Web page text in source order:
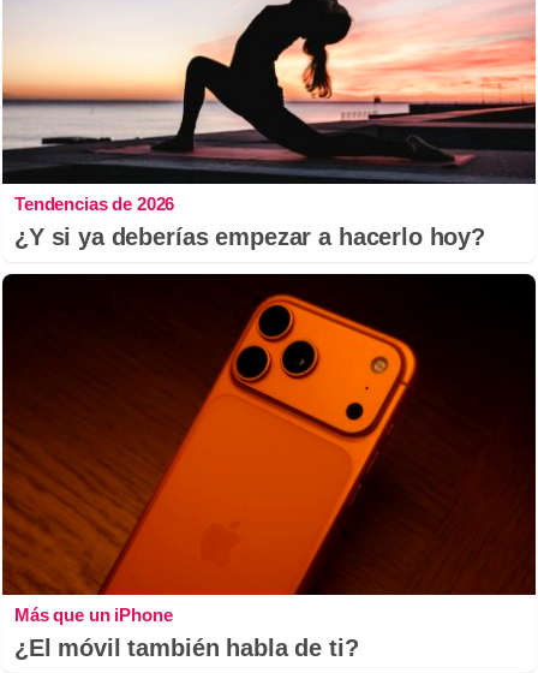
Tendencias de 2026
¿Y si ya deberías empezar a hacerlo hoy?
Más que un iPhone
¿El móvil también habla de ti?